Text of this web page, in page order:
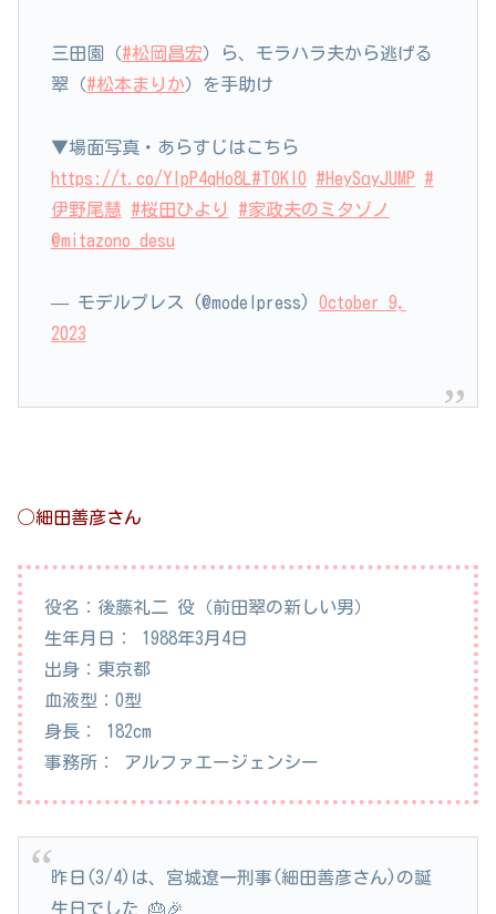
三田園（#松岡昌宏）ら、モラハラ夫から逃げる
翠（#松本まりか）を手助け
▼場面写真・あらすじはこちら
https://t.co/YlpP4qHo8L #TOKIO #HeySɑyJUMP
#
伊野尾慧
#桜田ひより
#家政夫のミタゾノ
@mitazono_desu
— モデルプレス (@modelpress) October 9,
2023
◯細田善彦さん
役名：後藤礼二 役（前田翠の新しい男）
生年月日： 1988年3月4日
出身：東京都
血液型：O型
身長： 182cm
事務所： アルファエージェンシー
昨日(3/4)は、宮城遼一刑事(細田善彦さん)の誕
生日でした 🎂🎉